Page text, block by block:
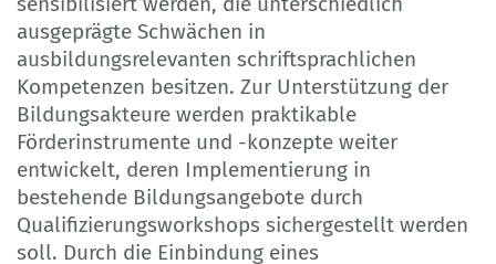
ausgeprägte Schwächen in
ausbildungsrelevanten schriftsprachlichen
Kompetenzen besitzen. Zur Unterstützung der
Bildungsakteure werden praktikable
Förderinstrumente und -konzepte weiter
entwickelt, deren Implementierung in
bestehende Bildungsangebote durch
Qualifizierungsworkshops sichergestellt werden
soll. Durch die Einbindung eines